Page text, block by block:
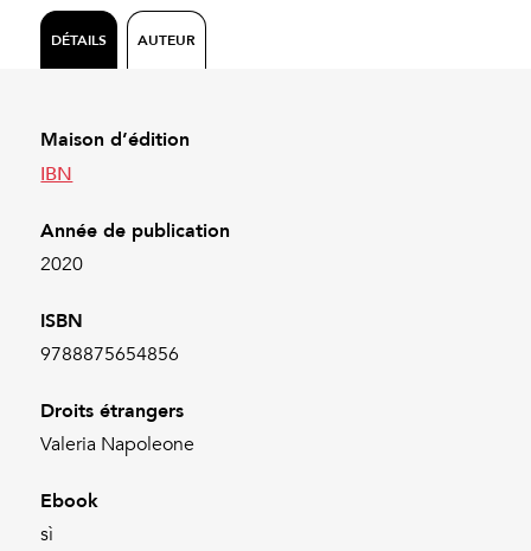
DÉTAILS AUTEUR
Maison d’édition
IBN
Année de publication
2020
ISBN
9788875654856
Droits étrangers
Valeria Napoleone
Ebook
sì